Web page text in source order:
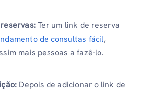
Ter um link de reserva
de consultas fácil,
mais pessoas a fazê-lo.
Depois de adicionar o link de